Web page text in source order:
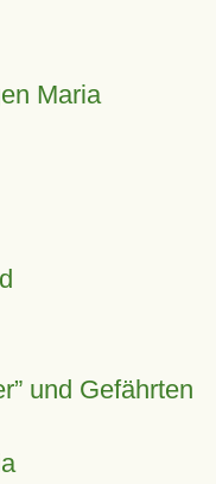
Maria
und Gefährten